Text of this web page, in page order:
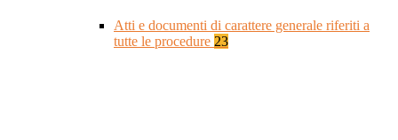
Atti e documenti di carattere generale riferiti a
tutte le procedure 23